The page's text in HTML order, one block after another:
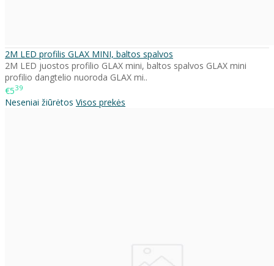
2M LED profilis GLAX MINI, baltos spalvos
2M LED juostos profilio GLAX mini, baltos spalvos GLAX mini
profilio dangtelio nuoroda GLAX mi..
€539
Neseniai žiūrėtos Visos prekės